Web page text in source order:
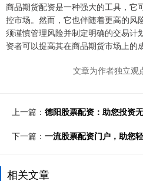
商品期货配资是一种强大的工具，它
控市场。然而，它也伴随着更高的风
须谨慎管理风险并制定明确的交易计
资者可以提高其在商品期货市场上的
文章为作者独立观
上一篇： 德阳股票配资：助您投资
下一篇： 一流股票配资门户，助您
相关文章